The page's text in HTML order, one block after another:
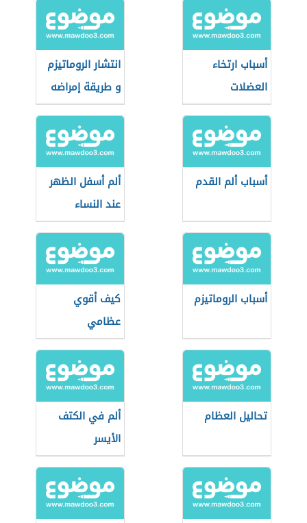
أسباب ارتخاء
العضلات
انتشار الروماتيزم
و طريقة إمراضه
أسباب ألم القدم
ألم أسفل الظهر
عند النساء
أسباب الروماتيزم
كيف أقوي
عظامي
تحاليل العظام
ألم في الكتف
الأيسر